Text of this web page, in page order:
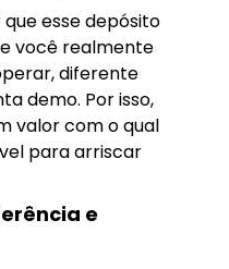
esse depósito
você realmente
diferente
demo. Por isso,
valor com o qual
para arriscar
e